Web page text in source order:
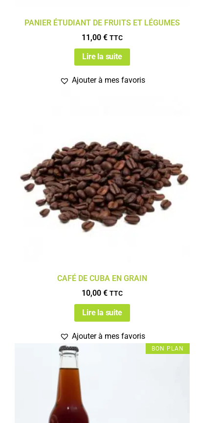
PANIER ÉTUDIANT DE FRUITS ET LÉGUMES
11,00 € TTC
Lire la suite
Ajouter à mes favoris
CAFÉ DE CUBA EN GRAIN
10,00 € TTC
Lire la suite
Ajouter à mes favoris
BON PLAN